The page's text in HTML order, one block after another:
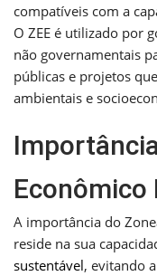
compatíveis com a
O ZEE é utilizado por
não governamentais
públicas e projetos
ambientais e
Econômico
A importância do
reside na sua
sustentável, evitando